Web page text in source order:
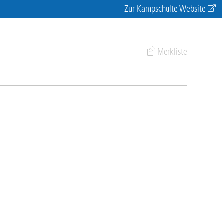
Zur Kampschulte Website
Merkliste